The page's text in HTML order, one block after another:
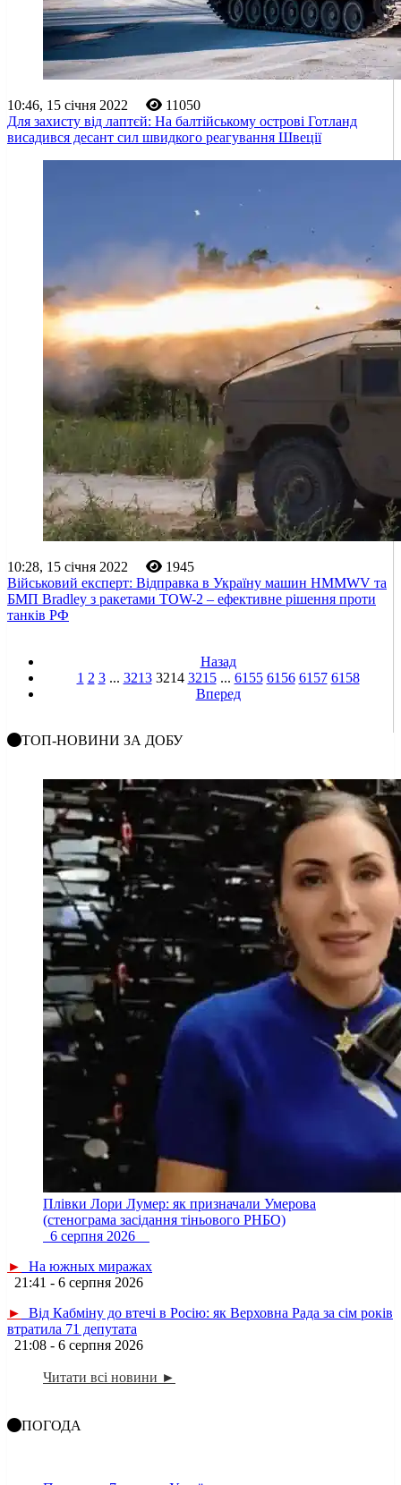
10:46, 15 січня 2022
11050
Для захисту від лаптєй: На балтійському острові Готланд
висадився десант сил швидкого реагування Швеції
10:28, 15 січня 2022
1945
Військовий експерт: Відправка в Україну машин HMMWV та
БМП Bradley з ракетами TOW-2 – ефективне рішення проти
танків РФ
Назад
1 2 3 ... 3213 3214 3215 ... 6155 6156 6157 6158
Вперед
ТОП-НОВИНИ ЗА ДОБУ
Плівки Лори Лумер: як призначали Умерова
(стенограма засідання тіньового РНБО)
6 серпня 2026
►
На южных миражах
21:41 - 6 серпня 2026
►
Від Кабміну до втечі в Росію: як Верховна Рада за сім років
втратила 71 депутата
21:08 - 6 серпня 2026
Читати всі новини ►
ПОГОДА